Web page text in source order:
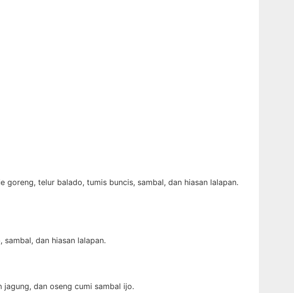
telur balado, tumis buncis, sambal, dan hiasan lalapan.
dan hiasan lalapan.
dan oseng cumi sambal ijo.